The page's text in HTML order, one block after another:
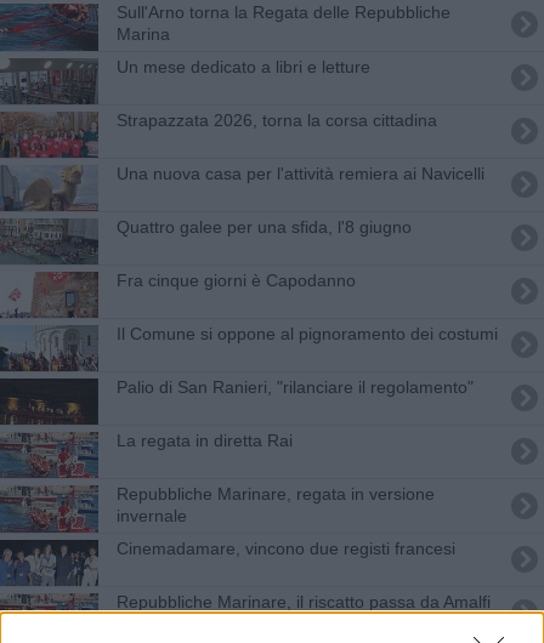
Sull'Arno torna la Regata delle Repubbliche
Marina
Un mese dedicato a libri e letture
Strapazzata 2026, torna la corsa cittadina
Una nuova casa per l'attività remiera ai Navicelli
Quattro galee per una sfida, l'8 giugno
Fra cinque giorni è Capodanno
Il Comune si oppone al pignoramento dei costumi
Palio di San Ranieri, "rilanciare il regolamento"
La regata in diretta Rai
Repubbliche Marinare, regata in versione
invernale
Cinemadamare, vincono due registi francesi
Repubbliche Marinare, il riscatto passa da Amalfi